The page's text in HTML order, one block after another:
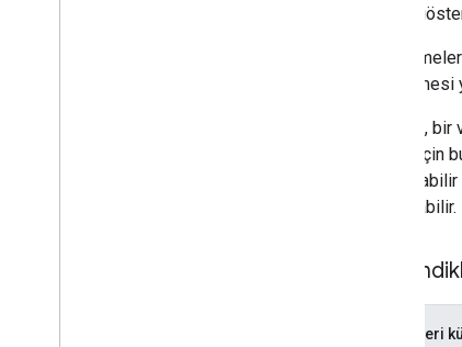
aralığı
Veri
veri
Örneğin,
etmek için
oluşturabilir.
Bir veri